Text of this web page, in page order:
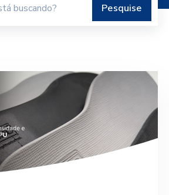
Pesquise